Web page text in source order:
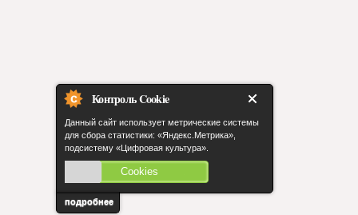
Контроль Cookie
Данный сайт использует метрические системы
для сбора статистики: «Яндекс.Метрика»,
подсистему «Цифровая культура».
Cookies
включены
подробнее